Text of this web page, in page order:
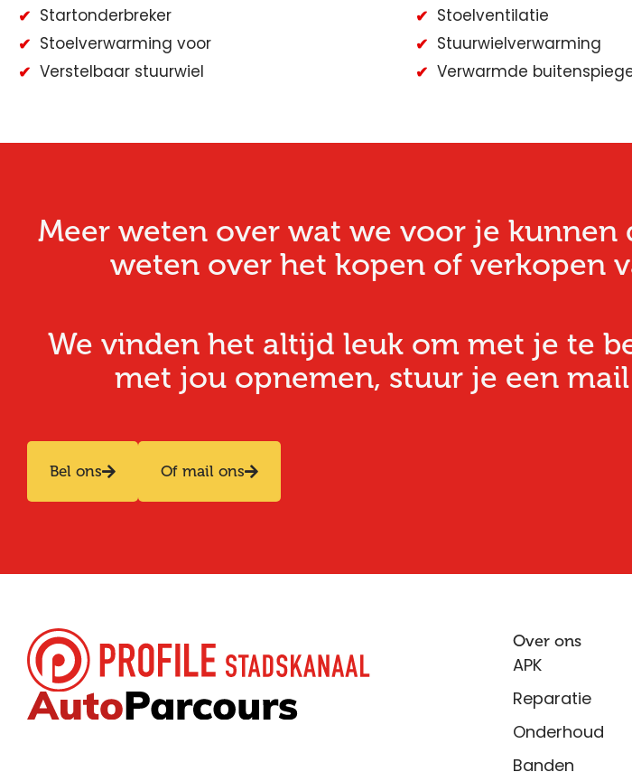
Startonderbreker
Stoelventilatie
Stoelverwarming voor
Stuurwielverwarming
Verstelbaar stuurwiel
Verwarmde
Meer weten over wat we voor je
weten over het kopen of verkopen
We vinden het altijd leuk om met je te
met jou opnemen, stuur je een
Bel ons Of mail ons
Over ons
APK
Reparatie
Onderhoud
Banden